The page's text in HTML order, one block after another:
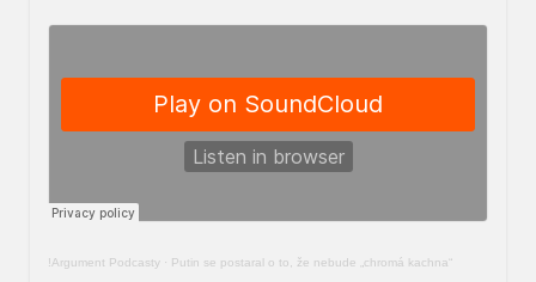
!Argument Podcasty · Putin se postaral o to, že nebude „chromá kachna“